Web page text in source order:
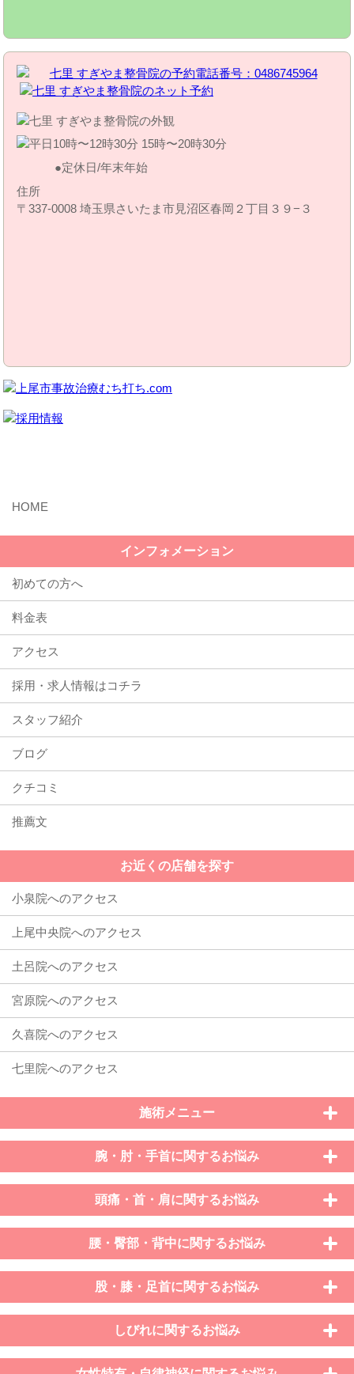
定休日/年末年始
住所
〒337-0008 埼玉県さいたま市見沼区春岡２丁目３９−３
インフォメーション
初めての方へ
料金表
アクセス
採用・求人情報はコチラ
スタッフ紹介
ブログ
クチコミ
推薦文
お近くの店舗を探す
施術メニュー
腕・肘・手首に関するお悩み
頭痛・首・肩に関するお悩み
腰・臀部・背中に関するお悩み
股・膝・足首に関するお悩み
しびれに関するお悩み